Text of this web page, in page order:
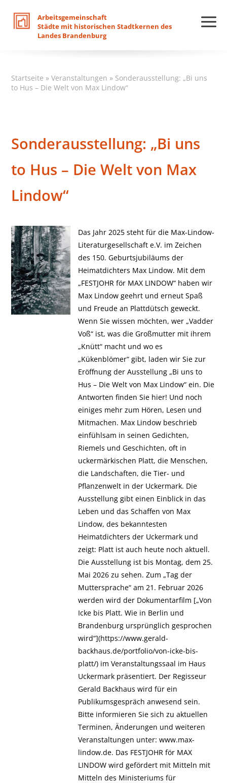
Arbeitsgemeinschaft
Städte mit historischen Stadtkernen des
Landes Brandenburg
Startseite »Veranstaltungen » Sonderausstellung: „Bi uns
to Hus – Die Welt von Max Lindow“
Sonderausstellung: „Bi uns
to Hus – Die Welt von Max
Lindow“
Das Jahr 2025 steht für die Max-Lindow-
Literaturgesellschaft e.V. im Zeichen
des 150. Geburtsjubiläums der
Heimatdichters Max Lindow. Mit dem
„FESTJOHR för MAX LINDOW“ haben wir
Max Lindow geehrt und erneut Spaß
und Freude an Plattdütsch geweckt.
Wenn Sie wissen möchten, wer „Vadder
Voß“ ist, was die Großmutter mit ihrem
„Knütt“ macht und wo es
„Kükenblömer“ gibt, laden wir Sie zur
Eröffnung der Ausstellung „Bi uns to
Hus – Die Welt von Max Lindow“ ein. Die
Antworten finden Sie hier! Und noch
einiges mehr zum Hören, Lesen und
Mitmachen. Max Lindow beschrieb
einfühlsam in seinen Gedichten,
Riemels und Geschichten, oft in
uckermärkischen Platt, die Menschen,
die Landschaften, die Tier- und
Pflanzenwelt in der Uckermark. Die
Ausstellung gibt einen Einblick in das
Leben und das Schaffen von Max
Lindow, des bekanntesten
Heimatdichters der Uckermark und
zeigt: Platt ist auch heute noch aktuell.
Die Ausstellung ist bis Montag, dem 25.
Mai 2026 zu sehen. Zum „Tag der
Muttersprache“ am 21. Februar 2026
werden wird der Dokumentarfilm [„Von
Icke bis Platt. Wie in Berlin und
Brandenburg ursprünglich gesprochen
wird“](https://www.gerald-
backhaus.de/portfolio/von-icke-bis-
platt/) im Veranstaltungssaal im Haus
Uckermark präsentiert. Der Regisseur
Gerald Backhaus wird für ein
Publikumsgespräch anwesend sein.
Bitte informieren Sie sich zu aktuellen
Terminen, Änderungen und weiteren
Veranstaltungen unter: www.max-
lindow.de. Das FESTJOHR för MAX
LINDOW wird gefördert mit Mitteln mit
Mitteln des Ministeriums für